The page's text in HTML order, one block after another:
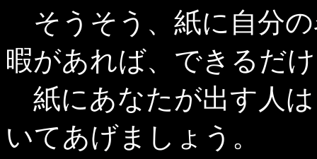
そうそう、紙に自分
暇があれば、できるだけ
紙にあなたが出す人
いてあげましょう。